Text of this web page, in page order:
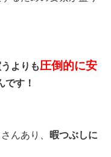
よりも圧倒的に安
です！
んあり、
暇つぶしに